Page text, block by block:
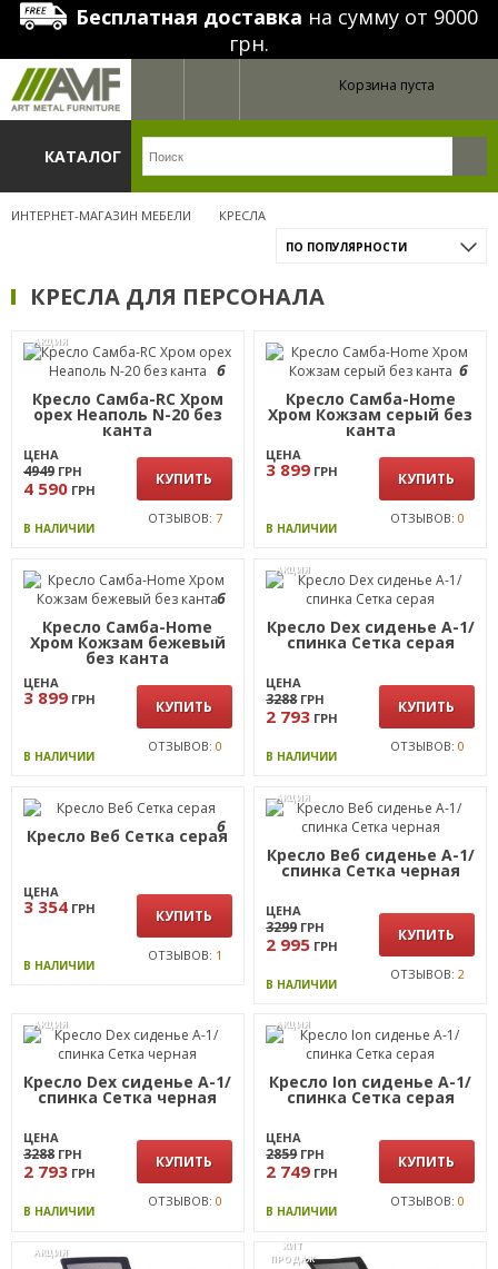
Бесплатная доставка на сумму от 9000
грн.
Корзина пуста
КАТАЛОГ
ИНТЕРНЕТ-МАГАЗИН МЕБЕЛИ КРЕСЛА
ПО ПОПУЛЯРНОСТИ
КРЕСЛА ДЛЯ ПЕРСОНАЛА
АКЦИЯ
6
Кресло Самба-RC Хром
орех Неаполь N-20 без
канта
ЦЕНА
4949 ГРН
4 590 ГРН
КУПИТЬ
В НАЛИЧИИ
ОТЗЫВОВ: 7
6
Кресло Самба-Home
Хром Кожзам серый без
канта
ЦЕНА
3 899 ГРН КУПИТЬ
В НАЛИЧИИ
ОТЗЫВОВ: 0
6
Кресло Самба-Home
Хром Кожзам бежевый
без канта
ЦЕНА
3 899 ГРН КУПИТЬ
В НАЛИЧИИ
ОТЗЫВОВ: 0
АКЦИЯ
Кресло Dex сиденье А-1/
спинка Сетка серая
ЦЕНА
3288 ГРН
2 793 ГРН
КУПИТЬ
В НАЛИЧИИ
ОТЗЫВОВ: 0
6
Кресло Веб Сетка серая
ЦЕНА
3 354 ГРН КУПИТЬ
В НАЛИЧИИ
ОТЗЫВОВ: 1
АКЦИЯ
Кресло Веб сиденье А-1/
спинка Сетка черная
ЦЕНА
3299 ГРН
2 995 ГРН
КУПИТЬ
В НАЛИЧИИ
ОТЗЫВОВ: 2
АКЦИЯ
Кресло Dex сиденье А-1/
спинка Сетка черная
ЦЕНА
3288 ГРН
2 793 ГРН
КУПИТЬ
В НАЛИЧИИ
ОТЗЫВОВ: 0
АКЦИЯ
Кресло Ion сиденье А-1/
спинка Сетка серая
ЦЕНА
2859 ГРН
2 749 ГРН
КУПИТЬ
В НАЛИЧИИ
ОТЗЫВОВ: 0
АКЦИЯ
ХИТ
ПРОДАЖ